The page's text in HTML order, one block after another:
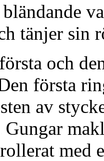
tänjer sin
och
första
av
Gungar
med